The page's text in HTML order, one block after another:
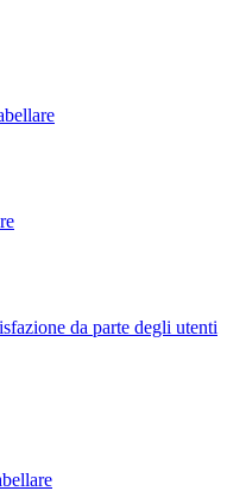
da parte degli utenti